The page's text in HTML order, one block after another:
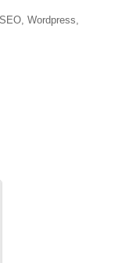
Wordpress,